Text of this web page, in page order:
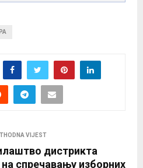
VIJEST
дистрикта
спречавању изборних